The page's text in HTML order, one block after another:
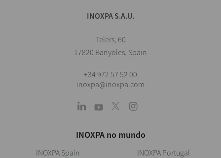
INOXPA S.A.U.
Telers, 60
17820 Banyoles, Spain
+34 972 57 52 00
inoxpa@inoxpa.com
INOXPA no mundo
INOXPA Spain
INOXPA Portugal